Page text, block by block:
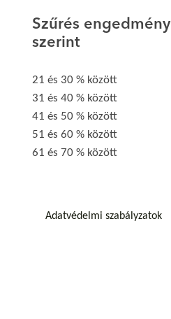
Szűrés engedmény
szerint
21 és 30 % között
31 és 40 % között
41 és 50 % között
51 és 60 % között
61 és 70 % között
Adatvédelmi szabályzatok